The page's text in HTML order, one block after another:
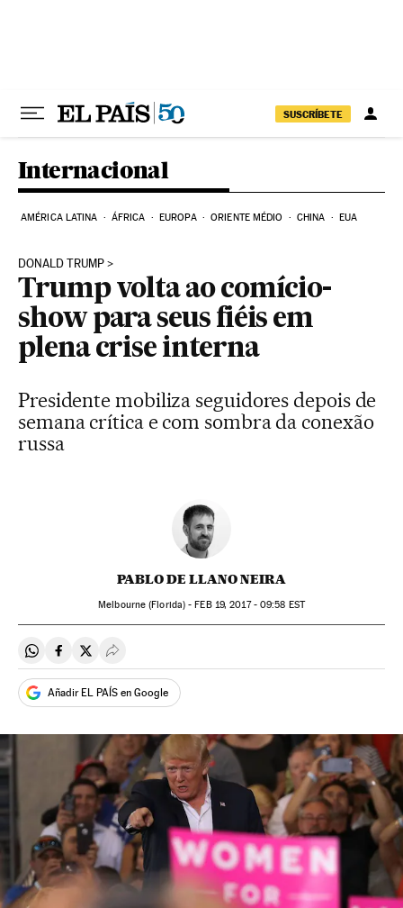
SUSCRÍBETE
Internacional
AMÉRICA LATINA ÁFRICA EUROPA ORIENTE MÉDIO CHINA EUA
DONALD TRUMP
Trump volta ao comício-
show para seus fiéis em
plena crise interna
Presidente mobiliza seguidores depois de
semana crítica e com sombra da conexão
russa
PABLO DE LLANO NEIRA
Melbourne (Florida) -FEB19, 2017 - 09:58 EST
Compartir en Whatsapp
Compartir en Facebook
Compartir en Twitter
Desplegar Redes Sociales
Añadir EL PAÍS en Google